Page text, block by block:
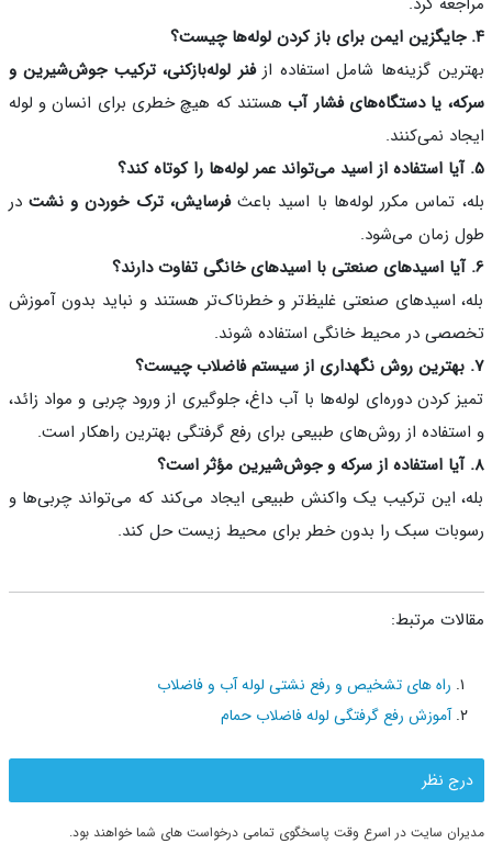
گزینه‌ها شامل استفاده ازفنر لوله‌بازکنی، ترکیب جوش‌شیرین و
یا دستگاه‌های فشار آبهستند که هیچ خطری برای انسان و لوله
نمی‌کنند.
تماس مکرر لوله‌ها با اسید باعثفرسایش، ترک خوردن و نشتدر
زمان می‌شود.
اسیدهای صنعتی غلیظ‌تر و خطرناک‌تر هستند و نباید بدون آموزش
در محیط خانگی استفاده شوند.
کردن دوره‌ای لوله‌ها با آب داغ، جلوگیری از ورود چربی و مواد زائد،
از روش‌های طبیعی برای رفع گرفتگی بهترین راهکار است.
این ترکیب یک واکنش طبیعی ایجاد می‌کند که می‌تواند چربی‌ها و
سبک را بدون خطر برای محیط زیست حل کند.
مرتبط:
راه های تشخیص و رفع نشتی لوله آب و فاضلاب
آموزش رفع گرفتگی لوله فاضلاب حمام
نظر
سایت در اسرع وقت پاسخگوی تمامی درخواست های شما خواهند بود.